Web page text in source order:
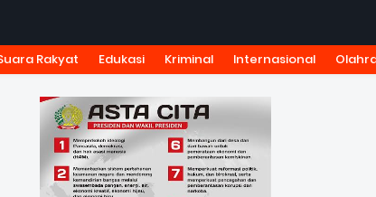
TARIF IKLAN PEDOMAN MEDIA SIBER KODE ETIK
Rakyat Edukasi Kriminal Internasional